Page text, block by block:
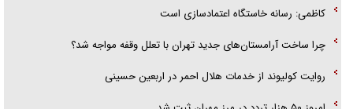
کاظمی: رسانه خاستگاه اعتمادسازی است
چرا ساخت آرامستان‌های جدید تهران با تعلل وقفه مواجه شد؟
روایت کولیوند از خدمات هلال احمر در اربعین حسینی